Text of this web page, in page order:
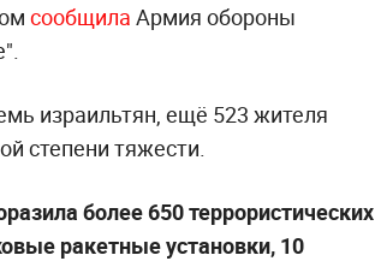
сообщила Армия обороны
израильтян, ещё 523 жителя
степени тяжести.
более 650 террористических
ракетные установки, 10